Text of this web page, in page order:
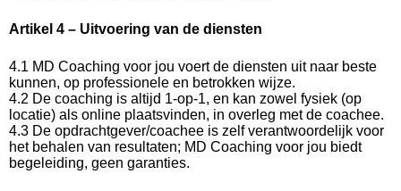
Artikel 4 – Uitvoering van de diensten
4.1 MD Coaching voor jou voert de diensten uit naar beste
kunnen, op professionele en betrokken wijze.
4.2 De coaching is altijd 1-op-1, en kan zowel fysiek (op
locatie) als online plaatsvinden, in overleg met de coachee.
4.3 De opdrachtgever/coachee is zelf verantwoordelijk voor
het behalen van resultaten; MD Coaching voor jou biedt
begeleiding, geen garanties.